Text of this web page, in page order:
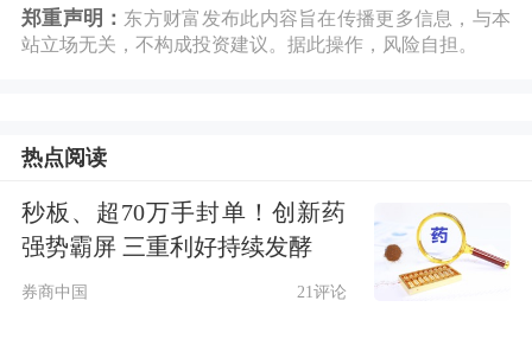
Technology、Huseong等，将自本月起
制造工艺中必不可少的材料，主要用于
半导体蚀刻和清洗工艺，以去除晶圆表
面残留的氧化膜或金属污染物。
郑重声明： 东方财富发布此内容旨在传播更多信息，与本
站立场无关，不构成投资建议。据此操作，风险自担。
热点阅读
秒板、超70万手封单！创新药
强势霸屏 三重利好持续发酵
券商中国 21评论